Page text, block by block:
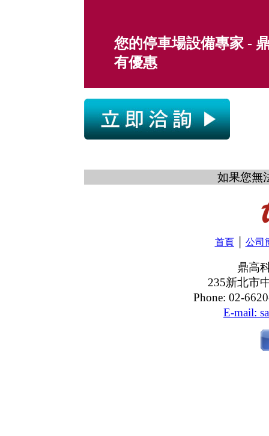
您的停車場設備專家 -
有優惠
如果您無
首頁│ 公司
鼎高
235新北市
Phone: 02-
E-mail: